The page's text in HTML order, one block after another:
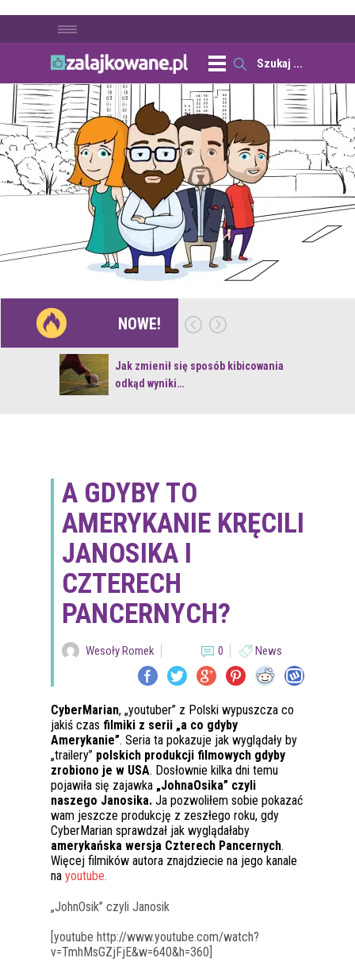
NOWE!
Jak zmienił się sposób kibicowania
odkąd wyniki…
A GDYBY TO
AMERYKANIE KRĘCILI
JANOSIKA I
CZTERECH
PANCERNYCH?
Wesoły Romek 0 News
CyberMarian, „youtuber” z Polski wypuszcza co
jakiś czas filmiki z serii „a co gdyby
Amerykanie”. Seria ta pokazuje jak wyglądały by
„trailery” polskich produkcji filmowych gdyby
zrobiono je w USA. Dosłownie kilka dni temu
pojawiła się zajawka „JohnaOsika” czyli
naszego Janosika. Ja pozwoliłem sobie pokazać
wam jeszcze produkcję z zeszłego roku, gdy
CyberMarian sprawdzał jak wyglądałaby
amerykańska wersja Czterech Pancernych.
Więcej filmików autora znajdziecie na jego kanale
na youtube.
„JohnOsik” czyli Janosik
[youtube http://www.youtube.com/watch?
v=TmhMsGZjFjE&w=640&h=360]